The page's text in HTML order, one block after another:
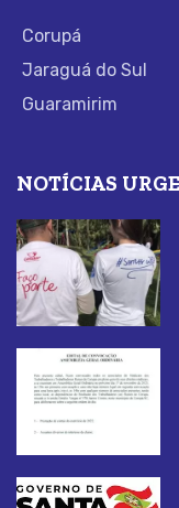
Corupá
Jaraguá do Sul
Guaramirim
NOTÍCIAS